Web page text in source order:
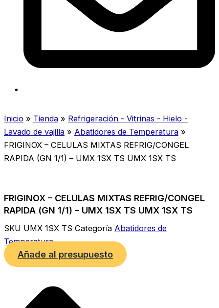
Inicio » Tienda » Refrigeración - Vitrinas - Hielo -
Lavado de vajilla » Abatidores de Temperatura »
FRIGINOX – CELULAS MIXTAS REFRIG/CONGEL
RAPIDA (GN 1/1) – UMX 1SX TS UMX 1SX TS
FRIGINOX – CELULAS MIXTAS REFRIG/CONGEL
RAPIDA (GN 1/1) – UMX 1SX TS UMX 1SX TS
SKU UMX 1SX TS Categoría Abatidores de
Temperatura
Añade al presupuesto